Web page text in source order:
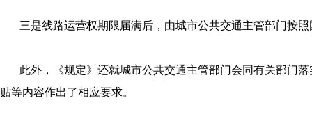
三是线路运营权期限届满后，由城市公共交通主管部门按
此外，《规定》还就城市公共交通主管部门会同有关部门
贴等内容作出了相应要求。